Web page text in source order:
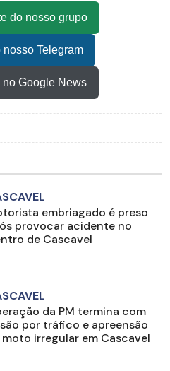
do nosso grupo
nosso Telegram
no Google News
embriagado é preso
provocar acidente no
de Cascavel
da PM termina com
por tráfico e apreensão
moto irregular em Cascavel